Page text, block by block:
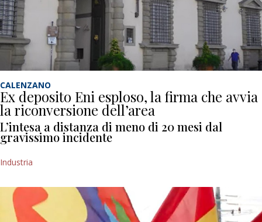
CALENZANO
Ex deposito Eni esploso, la firma che avvia
la riconversione dell’area
L’intesa a distanza di meno di 20 mesi dal
gravissimo incidente
Industria